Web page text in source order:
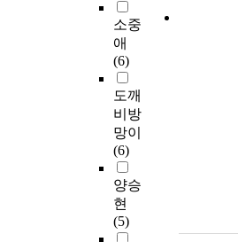
소중
애
(6)
도깨
비방
망이
(6)
양승
현
(5)